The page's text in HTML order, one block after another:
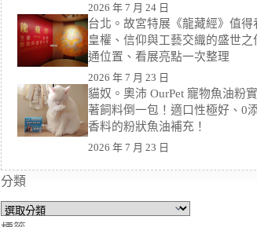
2026 年 7 月 24 日
台北。故宮特展《龍藏經》值得
皇權、信仰與工藝交織的盛世之
通位置、看展亮點一次整理
2026 年 7 月 23 日
貓奴。奧沛 OurPet 寵物魚油粉
著飼料倒一包！適口性極好、0
香料的粉狀魚油補充！
2026 年 7 月 23 日
分類
分